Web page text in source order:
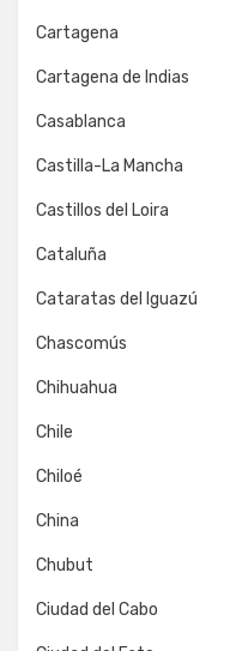
Cartagena
Cartagena de Indias
Casablanca
Castilla-La Mancha
Castillos del Loira
Cataluña
Cataratas del Iguazú
Chascomús
Chihuahua
Chile
Chiloé
China
Chubut
Ciudad del Cabo